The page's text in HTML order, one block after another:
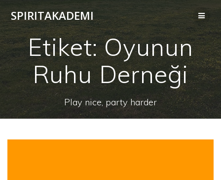
to
content
SPIRITAKADEMI
Etiket:Oyunun
Ruhu Derneği
Play nice, party harder